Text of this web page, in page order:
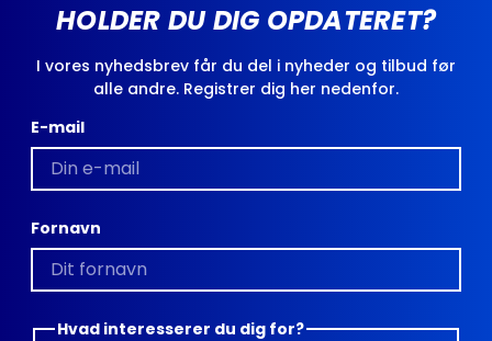
HOLDER DU DIG OPDATERET?
I vores nyhedsbrev får du del i nyheder og tilbud før
alle andre. Registrer dig her nedenfor.
E-mail
Fornavn
Hvad interesserer du dig for?